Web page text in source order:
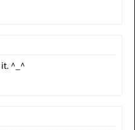
^_^